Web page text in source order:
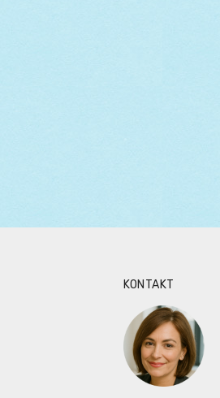
KONTAKT